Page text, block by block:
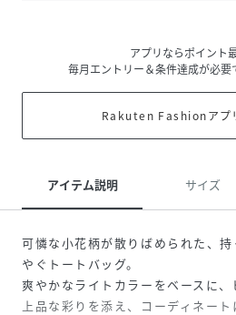
アプリならポイント
毎月エントリー＆条件達成が必要
Rakuten Fashionアプ
アイテム説明 サイズ
可憐な小花柄が散りばめられた、
やぐトートバッグ。
爽やかなライトカラーをベースに
上品な彩りを添え、コーディネー